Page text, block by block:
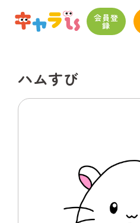
会員登
録
ハムすび